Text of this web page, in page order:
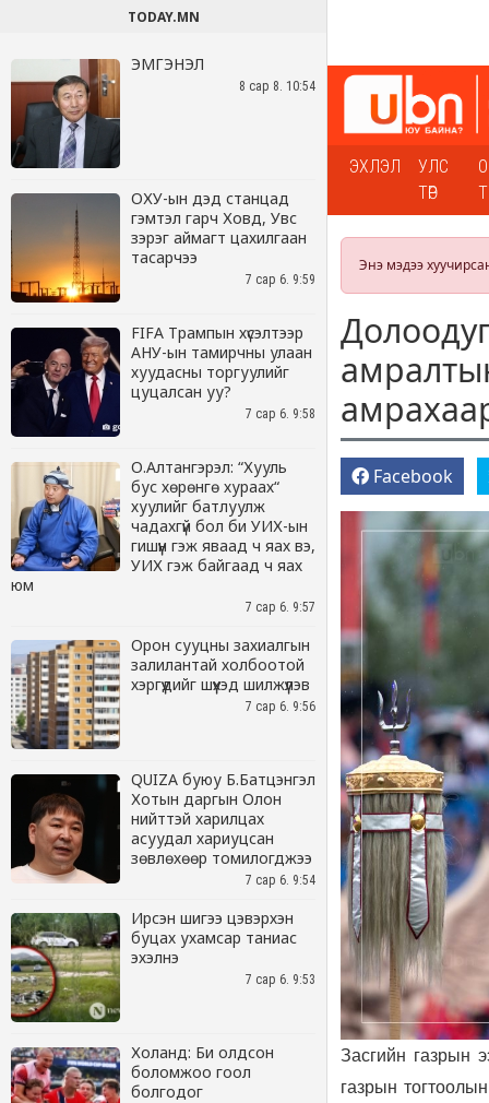
TODAY.MN
ЭМГЭНЭЛ
8 сар 8. 10:54
ОХУ-ын дэд станцад
гэмтэл гарч Ховд, Увс
зэрэг аймагт цахилгаан
тасарчээ
7 сар 6. 9:59
FIFA Трампын хүсэлтээр
АНУ-ын тамирчны улаан
хуудасны торгуулийг
цуцалсан уу?
7 сар 6. 9:58
О.Алтангэрэл: “Хууль
бус хөрөнгө хураах“
хуулийг батлуулж
чадахгүй бол би УИХ-ын
гишүүн гэж яваад ч яах вэ,
УИХ гэж байгаад ч яах
юм
7 сар 6. 9:57
Орон сууцны захиалгын
залилантай холбоотой
хэргүүдийг шүүхэд шилжүүлэв
7 сар 6. 9:56
QUIZA буюу Б.Батцэнгэл
Хотын даргын Олон
нийттэй харилцах
асуудал хариуцсан
зөвлөхөөр томилогджээ
7 сар 6. 9:54
Ирсэн шигээ цэвэрхэн
буцах ухамсар таниас
эхэлнэ
7 сар 6. 9:53
Холанд: Би олдсон
боломжоо гоол
болгодог